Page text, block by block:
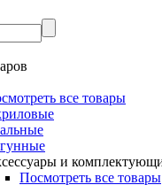
все товары
и
Посмотреть все товары